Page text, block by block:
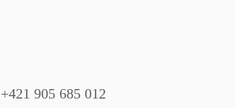
+421 905 685 012